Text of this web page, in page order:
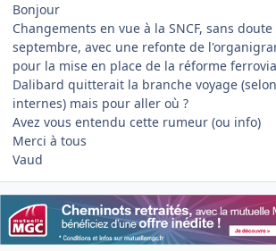
Bonjour
Changements en vue à la SNCF, sans
septembre, avec une refonte de
pour la mise en place de la réforme
Dalibard quitterait la branche voyage
internes) mais pour aller où ?
Avez vous entendu cette rumeur (ou info)
Merci à tous
Vaud